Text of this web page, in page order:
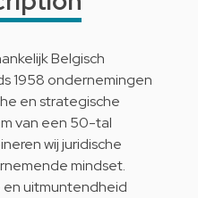
Belgisch
1958 ondernemingen
en strategische
van een 50-tal
wij juridische
mindset.
en uitmuntendheid